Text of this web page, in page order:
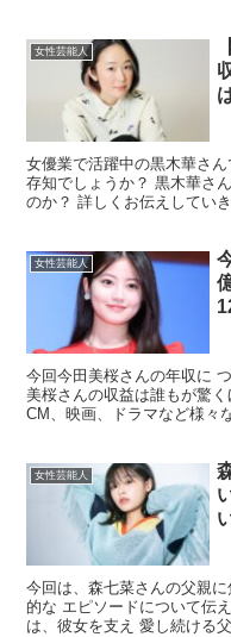
女性芸能人
女優業で活躍中の黒木華さ
存知でしょうか？ 黒木華さ
のか？ 詳しくお伝えしてい
女性芸能人
今回今田美桜さんの年収に
美桜さんの収益は誰もが驚
CM、映画、ドラマなど様々
女性芸能人
今回は、森七菜さんの父親
的な エピソードについて伝
は、彼女を支え 愛し続ける